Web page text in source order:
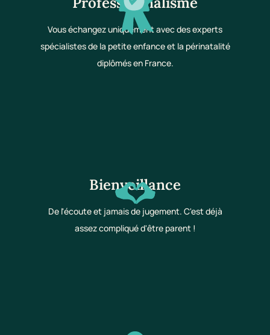
Vous échangez uniquement avec des experts
spécialistes de la petite enfance et la périnatalité
diplômés en France.
Bienveillance
De l'écoute et jamais de jugement. C'est déjà
assez compliqué d'être parent !